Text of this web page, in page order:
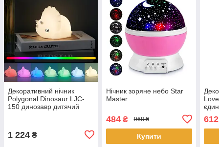
Декоративний нічник
Polygonal Dinosaur LJC-
150 динозавр дитячий
1 224 ₴
Нічник зоряне небо Star
Master
484₴ 968 ₴
Купити
для
612